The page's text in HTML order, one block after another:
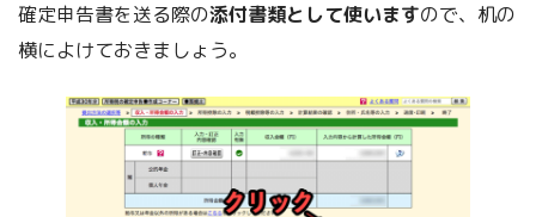
確定申告書を送る際の添付書類として使いますので、机の
横によけておきましょう。